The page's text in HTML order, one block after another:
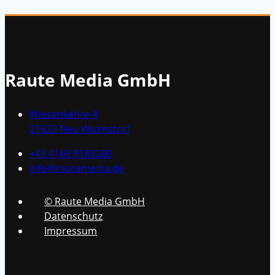
Raute Media GmbH
Wiesenkehre 4
21629 Neu Wulmstorf
+49 4168 9189280
info@rautemedia.de
© Raute Media GmbH
Datenschutz
Impressum